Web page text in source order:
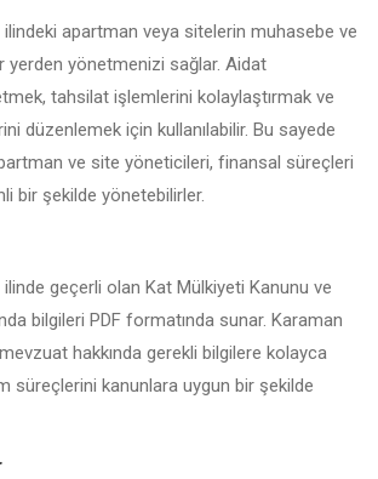
ilindeki apartman veya sitelerin muhasebe ve
yerden yönetmenizi sağlar. Aidat
tahsilat işlemlerini kolaylaştırmak ve
düzenlemek için kullanılabilir. Bu sayede
ve site yöneticileri, finansal süreçleri
bir şekilde yönetebilirler.
ilinde geçerli olan Kat Mülkiyeti Kanunu ve
bilgileri PDF formatında sunar. Karaman
hakkında gerekli bilgilere kolayca
süreçlerini kanunlara uygun bir şekilde